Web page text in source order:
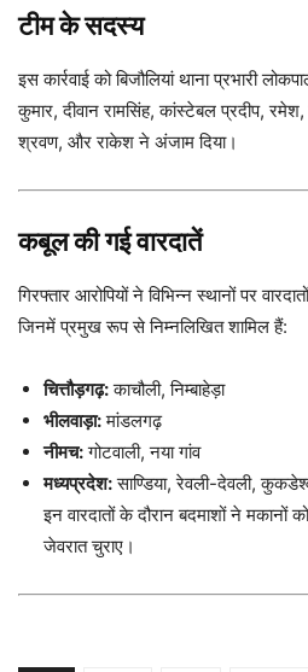
टीम के सदस्य
इस कार्रवाई को बिजौलियां थाना प्रभारी
कुमार, दीवान रामसिंह, कांस्टेबल प्रदीप,
श्रवण, और राकेश ने अंजाम दिया।
कबूल की गई वारदातें
गिरफ्तार आरोपियों ने विभिन्न स्थानों पर
जिनमें प्रमुख रूप से निम्नलिखित शामिल हैं:
चित्तौड़गढ़:काचौली, निम्बाहेड़ा
भीलवाड़ा:मांडलगढ़
नीमच:गोटवाली, नया गांव
मध्यप्रदेश:साण्डिया, रेवली-देवली,
इन वारदातों के दौरान बदमाशों ने मकानों
जेवरात चुराए।